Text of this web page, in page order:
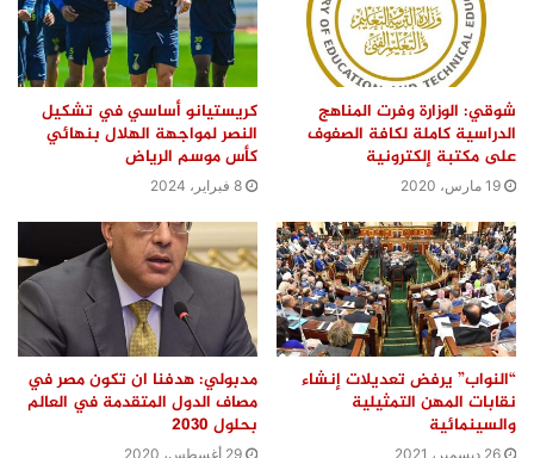
شوقي: الوزارة وفرت المناهج
الدراسية كاملة لكافة الصفوف
على مكتبة إلكترونية
19 مارس، 2020
كريستيانو أساسي في تشكيل
النصر لمواجهة الهلال بنهائي
كأس موسم الرياض
8 فبراير، 2024
“النواب” يرفض تعديلات إنشاء
نقابات المهن التمثيلية
والسينمائية
26 ديسمبر، 2021
مدبولي: هدفنا ان تكون مصر في
مصاف الدول المتقدمة في العالم
بحلول 2030
29 أغسطس، 2020